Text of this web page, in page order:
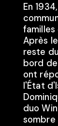
En
familles
Après
reste
bord
ont
l'État
duo
sombre